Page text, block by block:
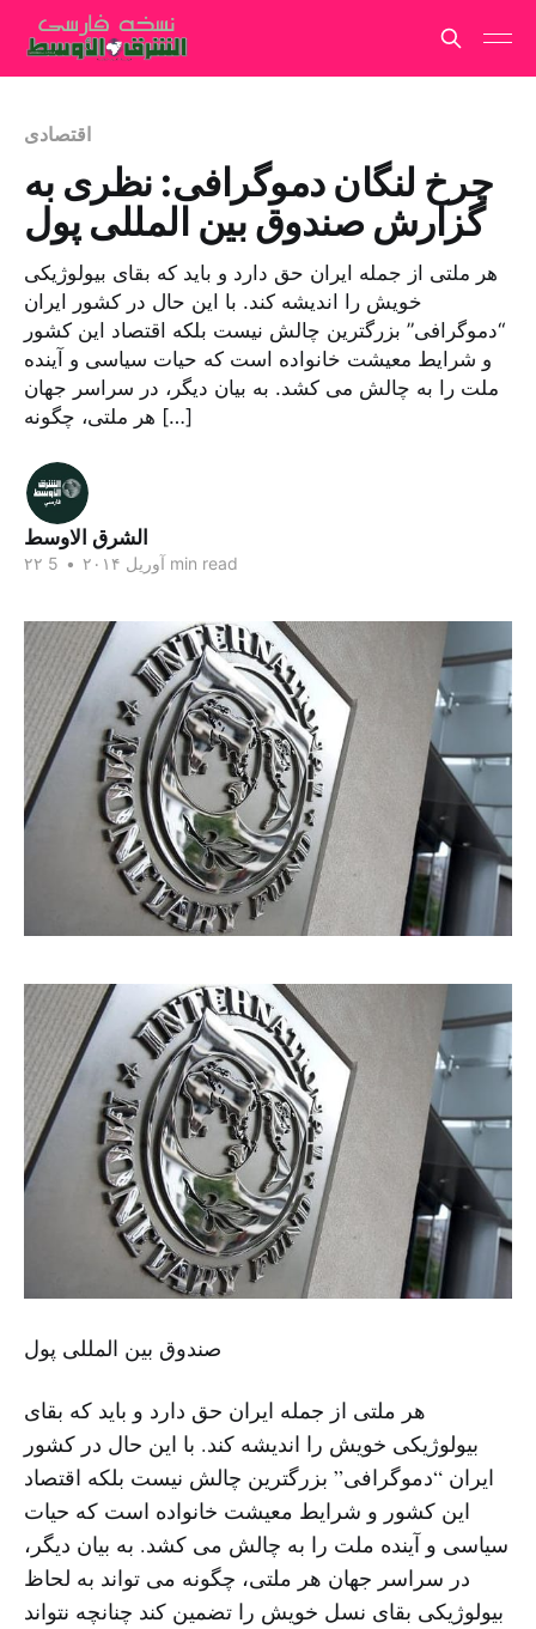
اقتصادی
چرخ لنگان دموگرافی: نظری به
گزارش صندوق بین المللی پول
هر ملتی از جمله ایران حق دارد و باید که بقای بیولوژیکی
خویش را اندیشه کند. با این حال در کشور ایران
“دموگرافی” بزرگترین چالش نیست بلکه اقتصاد این کشور
و شرایط معیشت خانواده است که حیات سیاسی و آینده
ملت را به چالش می کشد. به بیان دیگر، در سراسر جهان
هر ملتی، چگونه […]
الشرق الاوسط
۲۲ آوریل ۲۰۱۴ • 5 min read
صندوق بین المللی پول
هر ملتی از جمله ایران حق دارد و باید که بقای
بیولوژیکی خویش را اندیشه کند. با این حال در کشور
ایران “دموگرافی” بزرگترین چالش نیست بلکه اقتصاد
این کشور و شرایط معیشت خانواده است که حیات
سیاسی و آینده ملت را به چالش می کشد. به بیان دیگر،
در سراسر جهان هر ملتی، چگونه می تواند به لحاظ
بیولوژیکی بقای نسل خویش را تضمین کند چنانچه نتواند